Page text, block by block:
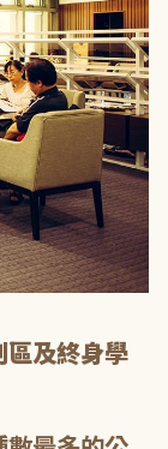
區及終身學